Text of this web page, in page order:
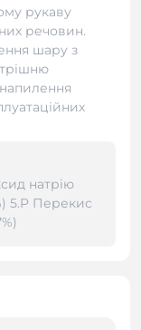
рукаву
речовин.
шару з
натрію
5.P Перекис